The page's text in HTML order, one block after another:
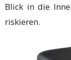
Blick in die
riskieren.